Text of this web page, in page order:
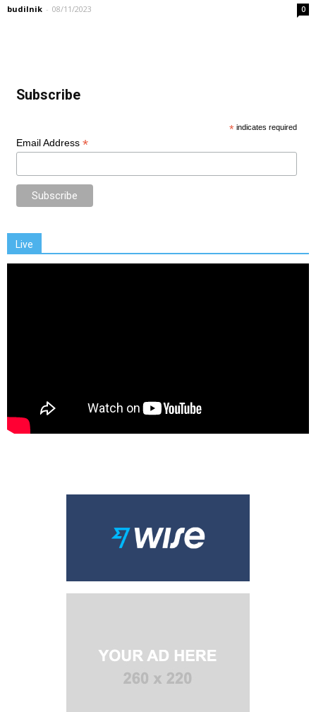
budilnik - 08/11/2023 0
Subscribe
* indicates required
Email Address *
Live